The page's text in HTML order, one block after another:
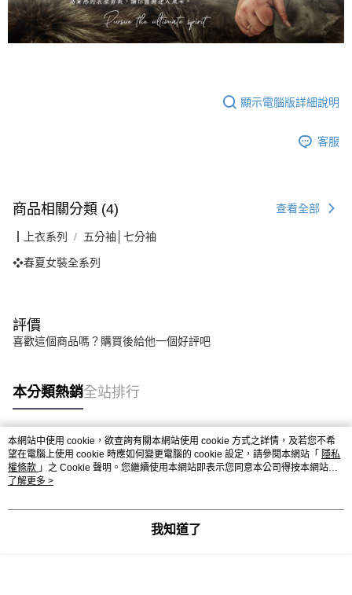
顯示電腦版詳細說明
客服
商品相關分類 (4) 查看全部
┃上衣系列 五分袖│七分袖
❖春夏女裝全系列
評價
喜歡這個商品嗎？購買後給他一個好評吧
本分類熱銷全站排行
熱門標籤
本網站中使用 cookie，欲查詢有關本網站使用 cookie 方式之詳情，及若您不希
望在電腦上使用 cookie 時應如何變更電腦的 cookie 設定，請參閱本網站「 隱私
權條款 」之 Cookie 聲明。您繼續使用本網站即表示您同意本公司得按本網站使
用條款之 Cookie 聲明使用 cookie。
了解更多 >
我知道了